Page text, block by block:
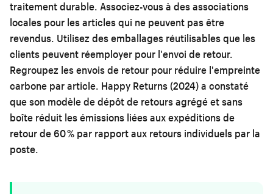
traitement durable. Associez-vous à des associations
locales pour les articles qui ne peuvent pas être
revendus. Utilisez des emballages réutilisables que les
clients peuvent réemployer pour l'envoi de retour.
Regroupez les envois de retour pour réduire l'empreinte
carbone par article. Happy Returns (2024) a constaté
que son modèle de dépôt de retours agrégé et sans
boîte réduit les émissions liées aux expéditions de
retour de 60 % par rapport aux retours individuels par la
poste.